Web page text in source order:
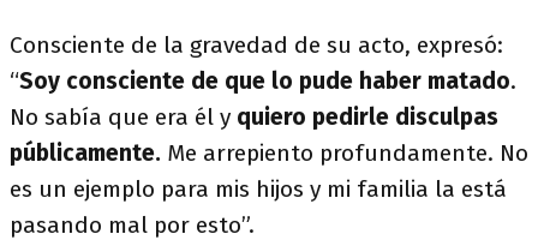
Consciente de la gravedad de su acto, expresó:
“Soy consciente de que lo pude haber matado.
No sabía que era él y quiero pedirle disculpas
públicamente. Me arrepiento profundamente. No
es un ejemplo para mis hijos y mi familia la está
pasando mal por esto”.